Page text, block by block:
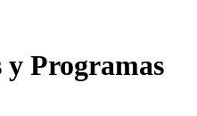
Programas